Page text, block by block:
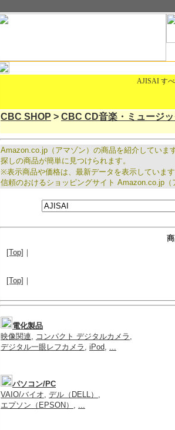
AJISAI す
CBC SHOP > CBC CD音楽・ミュージ
Amazon.co.jp（アマゾン）の商品を紹介していま
探しの商品が簡単に見つけられます。
※表示商品や価格は、最新データを表示していま
信頼のおけるショッピングサイト Amazon.co.jp
[Top] ｜
[Top] ｜
電化製品
映像関連, コンパクト デジタルカメラ ,
デジタル一眼レフカメラ , iPod, ...
パソコン/PC
VAIO/バイオ, デル（DELL） ,
エプソン（EPSON） , ...